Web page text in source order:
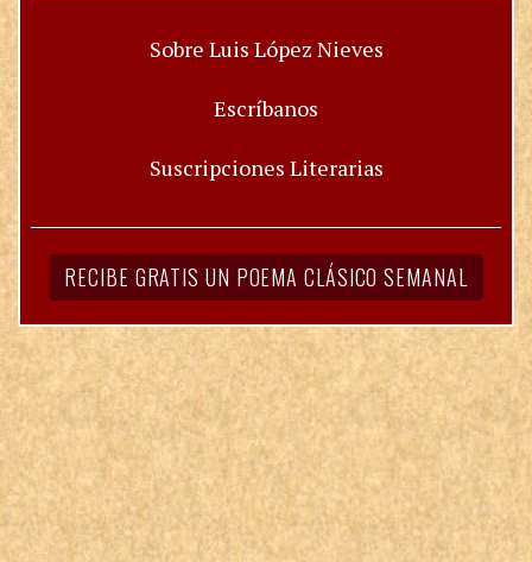
Sobre Luis López Nieves
Escríbanos
Suscripciones Literarias
RECIBE GRATIS UN POEMA CLÁSICO SEMANAL